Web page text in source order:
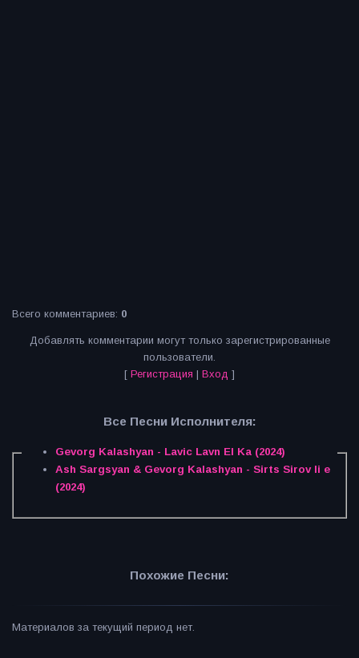
Всего комментариев: 0
Добавлять комментарии могут только зарегистрированные
пользователи.
[ Регистрация | Вход ]
Все Песни Исполнителя:
Gevorg Kalashyan - Lavic Lavn El Ka (2024)
Ash Sargsyan & Gevorg Kalashyan - Sirts Sirov li e
(2024)
Похожие Песни:
Материалов за текущий период нет.